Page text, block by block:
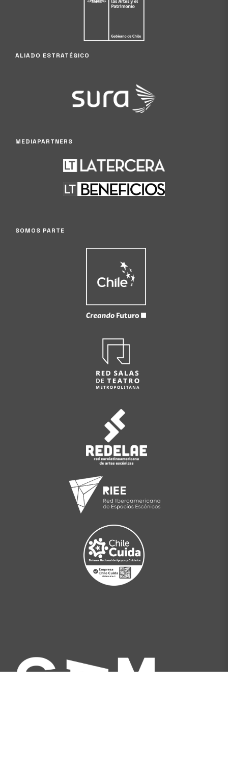
ALIADO ESTRATÉGICO
MEDIAPARTNERS
SOMOS PARTE